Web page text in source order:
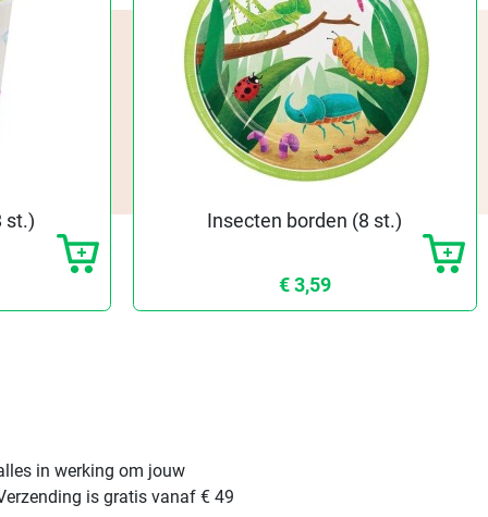
st.) Insecten borden (8 st.)
€ 3,59
in werking om jouw
is gratis vanaf € 49